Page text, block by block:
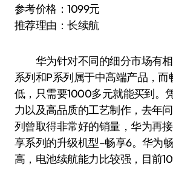
参考价格：1099元
推荐理由：长续航
华为针对不同的细分市场有相
系列和P系列属于中高端产品，
低，只需要1000多元就能买到。
力以及高品质的工艺制作，去年
列曾取得非常好的销量，华为再
享系列的升级机型–畅享6。华为
高，电池续航能力比较强，目前